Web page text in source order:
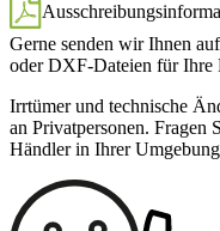
Gerne senden wir Ihnen
oder DXF-Dateien für Ihre
Irrtümer und technische
an Privatpersonen. Fragen
Händler in Ihrer